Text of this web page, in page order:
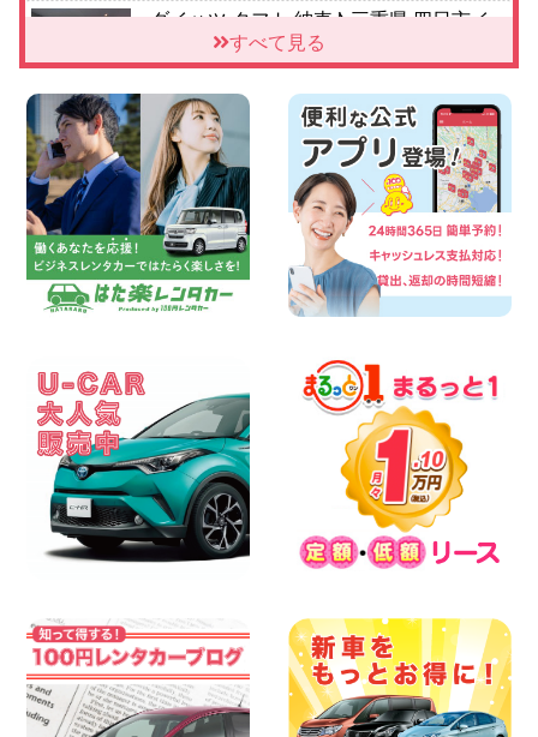
ダイハツ タフト 納車♪ 三重県 四日市イ
ンター店
100円レンタカー 四日市インター
夏季休暇のお知らせ 東京都 墨田両国店
100円レンタカー 墨田両国
2026年08月07日
三河安城店 8月後半のレンタカー予約は
お早めに♪ルーミーご予約受付中です! 愛
知県 三河安城店
100円レンタカー 三河安城
2026年08月07日
お盆シーズン空きあり!!100円レンタカー
夏季休暇のお知らせ 東京都 墨田文花店
100円レンタカー 墨田文花
2026年08月07日
8月 お盆休みのお知らせ 広島県 ベイシテ
ィ宇品店
100円レンタカー ベイシティ宇品
2026年08月07日
横浜弥生台店限定!!夏季特別キャンペーン
100円レンタカー 横浜弥生台
2026年08月07日
お盆も休まず営業します! 神奈川県 横浜
旭南本宿町店
100円レンタカー 横浜旭南本宿町
2026年08月07日
すべて見る